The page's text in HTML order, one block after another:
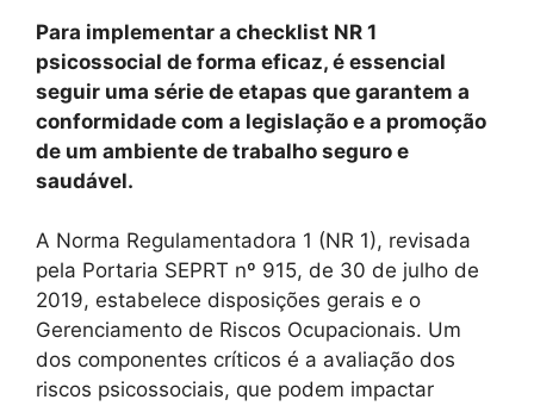
Para implementar a checklist NR 1
psicossocial de forma eficaz, é essencial
seguir uma série de etapas que garantem a
conformidade com a legislação e a promoção
de um ambiente de trabalho seguro e
saudável.
A Norma Regulamentadora 1 (NR 1), revisada
pela Portaria SEPRT nº 915, de 30 de julho de
2019, estabelece disposições gerais e o
Gerenciamento de Riscos Ocupacionais. Um
dos componentes críticos é a avaliação dos
riscos psicossociais, que podem impactar